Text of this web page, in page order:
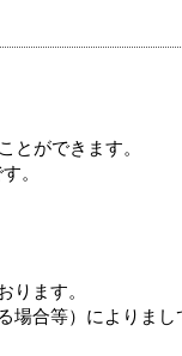
とができます。
。
ります。
場合等）によりま